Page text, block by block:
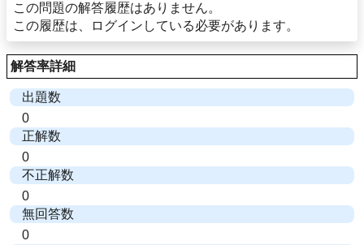
この問題の解答履歴はありません。
この履歴は、ログインしている必要があります。
解答率詳細
出題数
0
正解数
0
不正解数
0
無回答数
0